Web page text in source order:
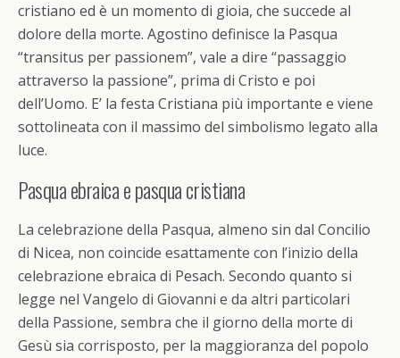
cristiano ed è un momento di gioia, che succede al
dolore della morte. Agostino definisce la Pasqua
“transitus per passionem”, vale a dire “passaggio
attraverso la passione”, prima di Cristo e poi
dell’Uomo. E’ la festa Cristiana più importante e viene
sottolineata con il massimo del simbolismo legato alla
luce.
Pasqua ebraica e pasqua cristiana
La celebrazione della Pasqua, almeno sin dal Concilio
di Nicea, non coincide esattamente con l’inizio della
celebrazione ebraica di Pesach. Secondo quanto si
legge nel Vangelo di Giovanni e da altri particolari
della Passione, sembra che il giorno della morte di
Gesù sia corrisposto, per la maggioranza del popolo